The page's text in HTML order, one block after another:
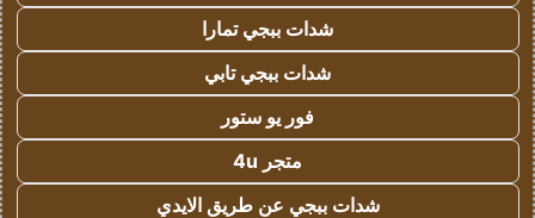
شدات ببجي تمارا
شدات ببجي تابي
فور يو ستور
متجر 4u
شدات ببجي عن طريق الايدي